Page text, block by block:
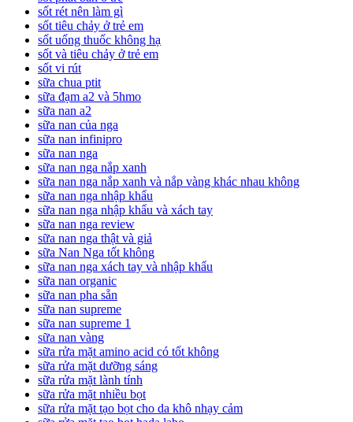
sốt rét nên làm gì
sốt tiêu chảy ở trẻ em
sốt uống thuốc không hạ
sốt và tiêu chảy ở trẻ em
sốt vi rút
sữa chua ptit
sữa đạm a2 và 5hmo
sữa nan a2
sữa nan của nga
sữa nan infinipro
sữa nan nga
sữa nan nga nắp xanh
sữa nan nga nắp xanh và nắp vàng khác nhau không
sữa nan nga nhập khẩu
sữa nan nga nhập khẩu và xách tay
sữa nan nga review
sữa nan nga thật và giả
sữa Nan Nga tốt không
sữa nan nga xách tay và nhập khẩu
sữa nan organic
sữa nan pha sẵn
sữa nan supreme
sữa nan supreme 1
sữa nan vàng
sữa rửa mặt amino acid có tốt không
sữa rửa mặt dưỡng sáng
sữa rửa mặt lành tính
sữa rửa mặt nhiều bọt
sữa rửa mặt tạo bọt cho da khô nhạy cảm